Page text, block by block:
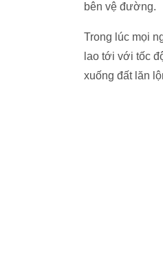
bên vệ đường.
Trong lúc mọi
lao tới với tốc
xuống đất lăn